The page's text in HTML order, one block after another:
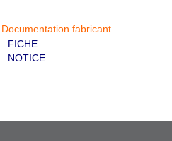
Documentation fabricant
FICHE
NOTICE